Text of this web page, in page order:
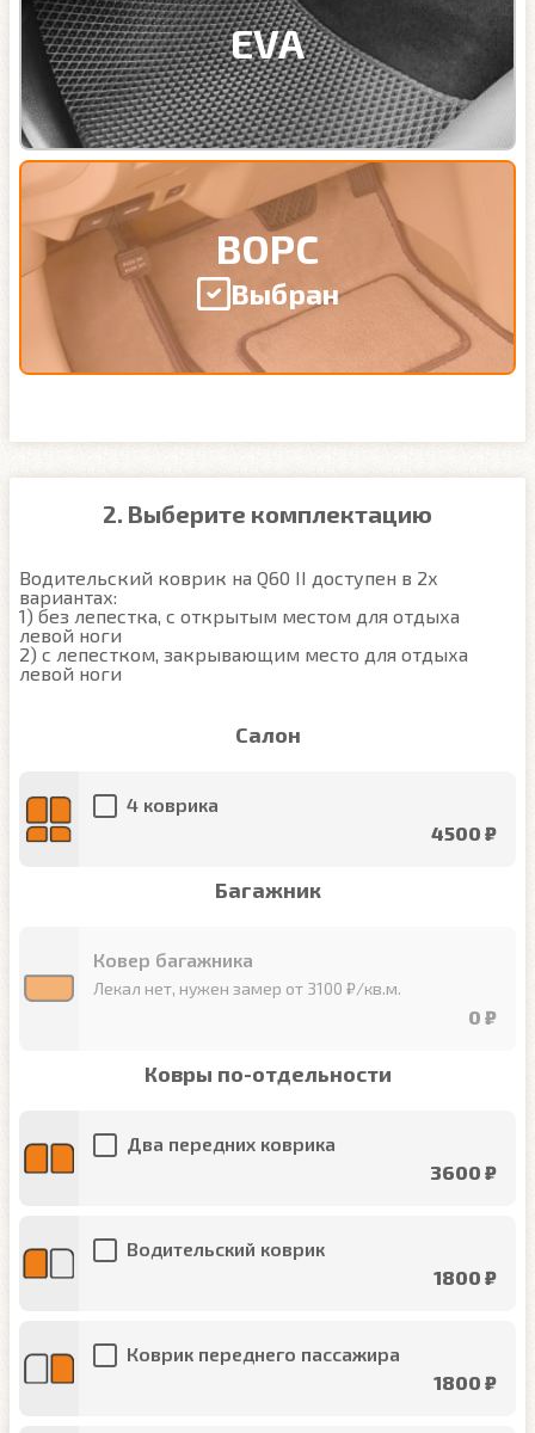
EVA
ВОРС
Выбран
2. Выберите комплектацию
Водительский коврик на Q60 II доступен в 2х
вариантах:
1) без лепестка, с открытым местом для отдыха
левой ноги
2) с лепестком, закрывающим место для отдыха
левой ноги
Салон
4 коврика
4500 ₽
Багажник
Ковер багажника
Лекал нет, нужен замер от 3100 ₽/кв.м.
0 ₽
Ковры по-отдельности
Два передних коврика
3600 ₽
Водительский коврик
1800 ₽
Коврик переднего пассажира
1800 ₽